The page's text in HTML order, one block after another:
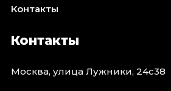
Контакты
Контакты
Москва, улица Лужники, 24с38